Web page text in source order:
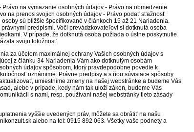
na vymazanie osobných údajov - Právo na obmedzenie
na prenos svojich osobných údajov - Právo podať sťažnosť
sú bližšie špecifikované v článkoch 15 až 21 Nariadenia.
predpismi. Voči prevádzkovateľovi si dotknutá osoba
V prípade, že dotknutá osoba požiada o ústne poskytnutie
svoju totožnosť.
za účelom maximálnej ochrany Vašich osobných údajov s
z článku 34 Nariadenia Vám ako dotknutým osobám
údajov spôsobom, ktorý pravdepodobne povedie k
oznámime. Právne predpisy a s ňou súvisiace spôsoby
umiestnime zmeny na našej webstránke a budeme Vás
alebo v prípade, kedy nám tak uloží zákon, budeme Vás
s nami, resp. používaní našej webstránky tieto zásady
vyššie uvedených práv, môžete sa obrátiť na našu
alebo na tel: 0915 892 063. Všetky vaše podnety a